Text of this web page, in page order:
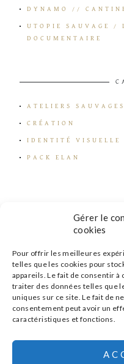
Gérer le
cookies
Pour offrir les meilleures
telles que les cookies pour
appareils. Le fait de consentir
traiter des données telles que
uniques sur ce site. Le fait de
consentement peut avoir un
caractéristiques et fonctions.
DYNAMO //
UTOPIE SAUVAGE /
DOCUMENTAIRE
ATELIERS SAUVAGES
CRÉATION
IDENTITÉ VISUELLE
PACK ELAN
s'inscrire